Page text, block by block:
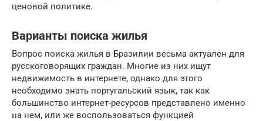
ценовой политике.
Варианты поиска жилья
Вопрос поиска жилья в Бразилии весьма актуален для
русскоговорящих граждан. Многие из них ищут
недвижимость в интернете, однако для этого
необходимо знать португальский язык, так как
большинство интернет-ресурсов представлено именно
на нем, или же воспользоваться функцией